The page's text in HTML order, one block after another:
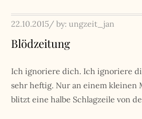
Posted
on
22.10.2015 by:ungzeit_jan
Blödzeitung
Ich ignoriere dich. Ich ignoriere
sehr heftig. Nur an einem kleinen
blitzt eine halbe Schlagzeile von